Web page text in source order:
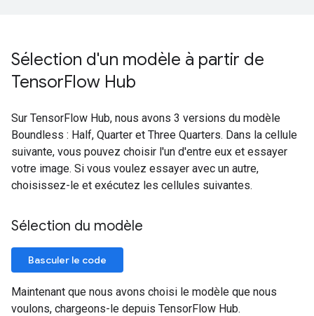
Sélection d'un modèle à partir de
TensorFlow Hub
Sur TensorFlow Hub, nous avons 3 versions du modèle
Boundless : Half, Quarter et Three Quarters. Dans la cellule
suivante, vous pouvez choisir l'un d'entre eux et essayer
votre image. Si vous voulez essayer avec un autre,
choisissez-le et exécutez les cellules suivantes.
Sélection du modèle
Basculer le code
Maintenant que nous avons choisi le modèle que nous
voulons, chargeons-le depuis TensorFlow Hub.